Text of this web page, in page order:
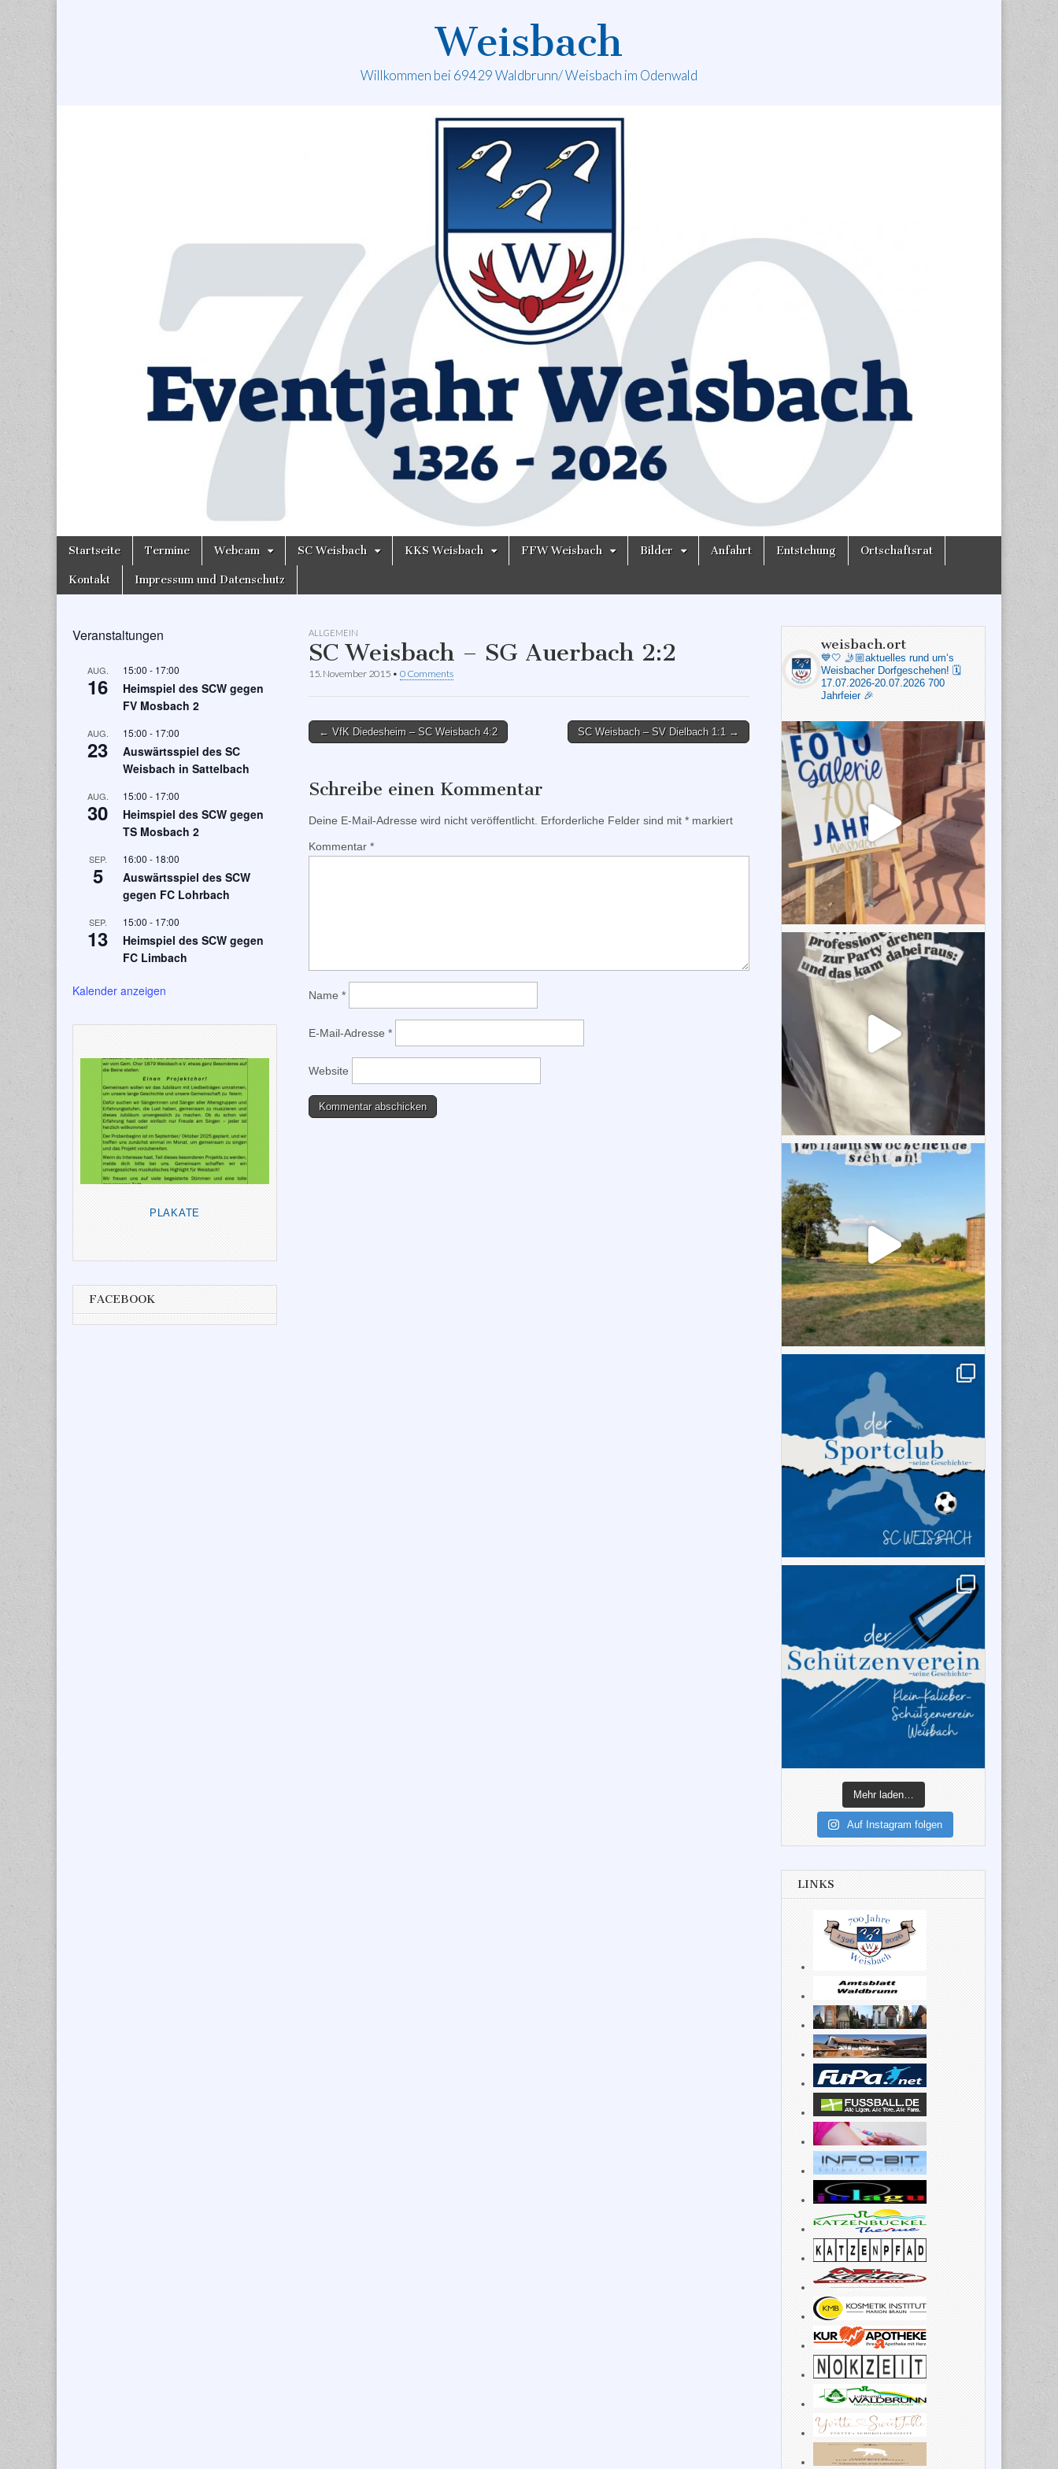
Weisbach
Willkommen bei 69429 Waldbrunn/ Weisbach im Odenwald
Main
Skip
content
Startseite Termine Webcam SC Weisbach KKS Weisbach FFW Weisbach Bilder Anfahrt Entstehung Ortschaftsrat
Kontakt Impressum und Datenschutz
ALLGEMEIN
SC Weisbach – SG Auerbach 2:2
15. November 2015 • 0 Comments
Post
← VfK Diedesheim – SC Weisbach 4:2 SC Weisbach – SV Dielbach 1:1 →
Schreibe einen Kommentar
Deine E-Mail-Adresse wird nicht veröffentlicht. Erforderliche Felder sind mit * markiert
Kommentar *
Name *
E-Mail-Adresse *
Website
Veranstaltungen
AUG.
16
15:00 - 17:00
Heimspiel des SCW gegen
FV Mosbach 2
AUG.
23
15:00 - 17:00
Auswärtsspiel des SC
Weisbach in Sattelbach
AUG.
30
15:00 - 17:00
Heimspiel des SCW gegen
TS Mosbach 2
SEP.
5
16:00 - 18:00
Auswärtsspiel des SCW
gegen FC Lohrbach
SEP.
13
15:00 - 17:00
Heimspiel des SCW gegen
FC Limbach
Kalender anzeigen
PLAKATE
FACEBOOK
weisbach.ort
💙🤍 🤳🏼aktuelles rund um‘s
Weisbacher Dorfgeschehen! 🗓️
17.07.2026-20.07.2026 700
Jahrfeier 🎉
Mehr laden…
Auf Instagram folgen
LINKS